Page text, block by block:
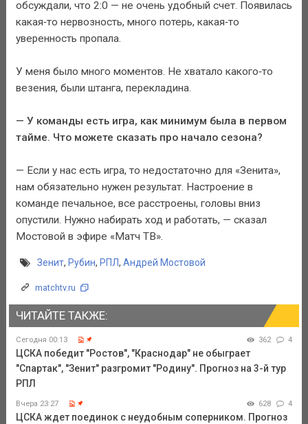
обсуждали, что 2:0 — не очень удобный счет. Появилась
какая‑то нервозность, много потерь, какая‑то
уверенность пропала.
У меня было много моментов. Не хватало какого‑то
везения, были штанга, перекладина.
— У команды есть игра, как минимум была в первом
тайме. Что можете сказать про начало сезона?
— Если у нас есть игра, то недостаточно для «Зенита»,
нам обязательно нужен результат. Настроение в
команде печальное, все расстроены, головы вниз
опустили. Нужно набирать ход и работать, — сказал
Мостовой в эфире «Матч ТВ».
Зенит, Рубин, РПЛ, Андрей Мостовой
matchtv.ru
ЧИТАЙТЕ ТАКЖЕ:
Сегодня 00:13 362 4
ЦСКА победит "Ростов", "Краснодар" не обыграет
"Спартак", "Зенит" разгромит "Родину". Прогноз на 3-й тур
РПЛ
Вчера 23:27 628 4
ЦСКА ждет поединок с неудобным соперником. Прогноз